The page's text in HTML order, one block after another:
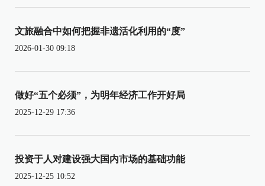
文旅融合中如何把握非遗活化利用的“度”
2026-01-30 09:18
做好“五个必须”，为明年经济工作开好局
2025-12-29 17:36
投资于人对建设强大国内市场的基础功能
2025-12-25 10:52